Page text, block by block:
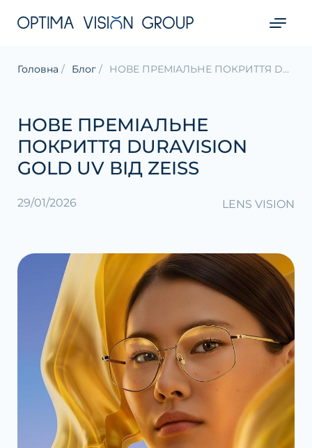
Головна Блог НОВЕ ПРЕМІАЛЬНЕ ПОКРИТТЯ DURAVISION GOLD UV ВІД ZEISS
НОВЕ ПРЕМІАЛЬНЕ
ПОКРИТТЯ DURAVISION
GOLD UV ВІД ZEISS
29/01/2026 LENS VISION